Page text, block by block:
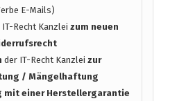
E-Mails)
IT-Recht Kanzleizum neuen
der IT-Recht Kanzleizur
/ Mängelhaftung
mit einer Herstellergarantie